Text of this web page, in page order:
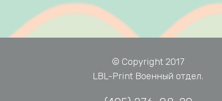
© Copyright 2017
LBL-Print Военный отдел.